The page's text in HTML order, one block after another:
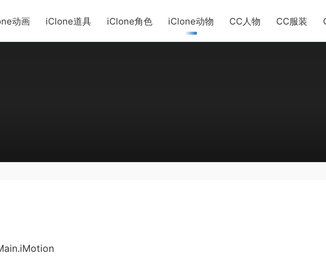
动画 iClone道具 iClone角色 iClone动物 CC人物 CC服装